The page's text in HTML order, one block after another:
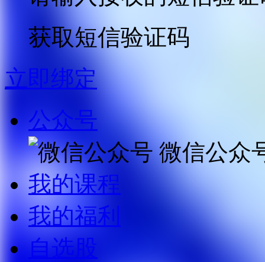
获取短信验证码
立即绑定
公众号
微信公众
我的课程
我的福利
自选股